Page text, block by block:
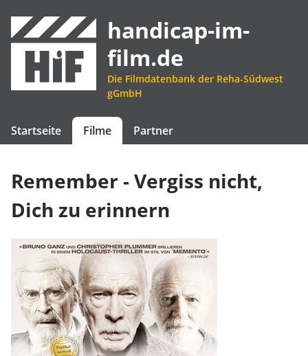
handicap-im-
film.de
Die Filmdatenbank der Reha-Südwest
gGmbH
Startseite Filme Partner
Remember - Vergiss nicht,
Dich zu erinnern